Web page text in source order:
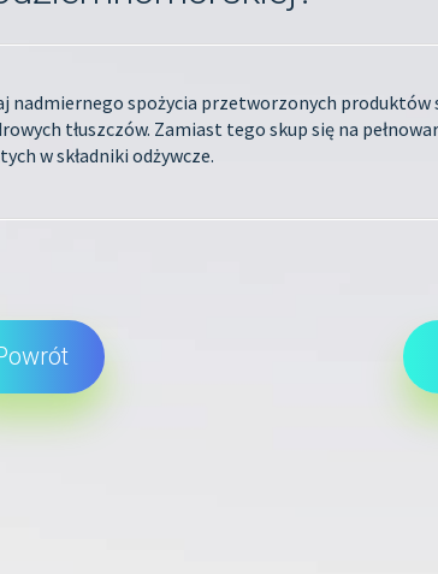
nadmiernego spożycia przetworzonych produktów
tłuszczów. Zamiast tego skup się na
w składniki odżywcze.